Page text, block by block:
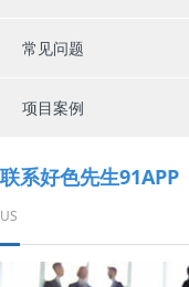
常见问题
项目案例
联系好色先生91APP
US